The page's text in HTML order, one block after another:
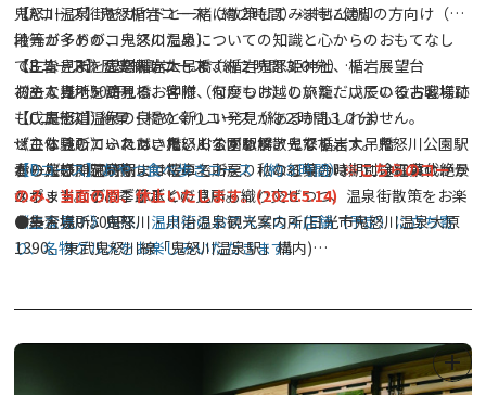
鬼怒川温泉街をガイドと一緒に散策してみませんか。
地元ガイドが、鬼怒川温泉についての知識と心からのおもてなし
で、皆さまをご案内いたします。
初めて当地を訪れるお客様、何度もお越しいただいているお客様に
も、鬼怒川温泉の良さと新しい発見があるかもしれません。
ぜひ体験していただきたいおすすめツアーです。
春の桜の開花時期には桜の名所を、秋の紅葉の時期には紅葉の絶景
スポットなど、季節ごとの見所も織り交ぜつつ、温泉街散策をお楽
しみ下さい。
【Aコース】鬼怒楯岩コース（約２時間）※特に健脚の方向け（階
段等が多めのコースのため）
《主な見所》鬼怒楯岩大吊橋、楯岩鬼怒姫神社、楯岩展望台
お一人様：500円
【Bコース】歴史探訪コース（約２時間３０分）
《主な見所》滝見橋、仲附（なかつけ）の旅籠、戊辰の役古戦場跡
（戊辰街道）
※こちらのコースは、鬼怒川公園駅解散となります。鬼怒川公園駅
から鬼怒川温泉駅まで電車でお戻りになる場合は、別途電車代がか
かります。予めご了承ください。
お一人様：500円
【Cコース】絶景・橋めぐりコース（約２時間３０分）
《主な見所》ふれあい橋、くろがね橋、鬼怒楯岩大吊橋
お一人様：500円
【Dコース】おやつ食べ歩きコース（約３時間）※こちらのコース
のみ、当面の間、休止いたします。(2026.5.14)
《主な見所》鬼怒川温泉街のおススメの４店舗（予定）に立ち寄
り、名物グルメをお楽しみいただきます。
●集合場所：鬼怒川・川治温泉観光案内所(日光市鬼怒川温泉大原
1390、東武鬼怒川線「鬼怒川温泉駅」構内)
●参加特典：参加者には、参加特典あり。☆内容は、当日までお楽